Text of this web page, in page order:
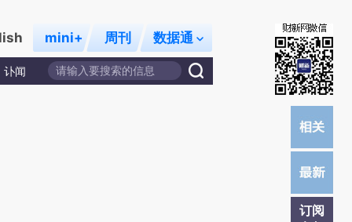
mini+ 周刊 数据通
讣闻
订阅